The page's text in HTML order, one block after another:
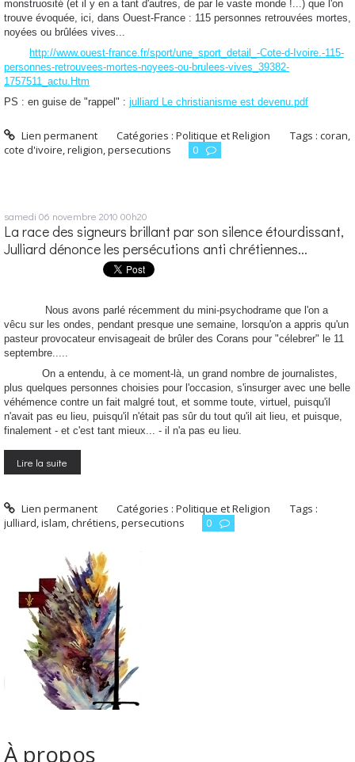
monstruosité (et il y en a tant d'autres, de par le vaste monde !...) que l'on
trouve évoquée, ici, dans Ouest-France : 115 personnes retrouvées mortes,
noyées ou brûlées vives...
http://www.ouest-france.fr/sport/une_sport_detail_-Cote-d-Ivoire.-115-
personnes-retrouvees-mortes-noyees-ou-brulees-vives_39382-
1757511_actu.Htm
PS : en guise de "rappel" : julliard Le christianisme est devenu.pdf
Lien permanent Catégories :Politique et Religion Tags :coran,
cote d'ivoire,religion,persecutions 0
samedi 06 novembre 2010 00h20
La race des signeurs brillant par son silence étourdissant,
Julliard dénonce les persécutions anti chrétiennes...
Nous avons parlé récemment du mini-psychodrame que l'on a
vêcu sur les ondes, pendant presque une semaine, lorsqu'on a appris qu'un
pasteur provocateur envisageait de brûler des Corans pour "célebrer" le 11
septembre.....
On a entendu, à ce moment-là, un grand nombre de journalistes,
plus quelques personnes choisies pour l'occasion, s'insurger avec une belle
véhémence contre un fait malgré tout, et somme toute, virtuel, puisqu'il
n'avait pas eu lieu, puisqu'il n'était pas sûr du tout qu'il ait lieu, et puisque,
finalement - et c'est tant mieux... - il n'a pas eu lieu.
Lire la suite
Lien permanent Catégories :Politique et Religion
Tags :
julliard,islam,chrétiens,persecutions 0
À propos